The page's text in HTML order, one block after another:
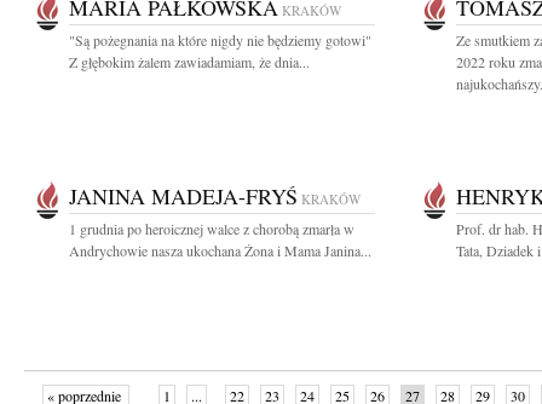
MARIA PAŁKOWSKA KRAKÓW
"Są pożegnania na które nigdy nie będziemy gotowi"
Z głębokim żalem zawiadamiam, że dnia...
Ze smutkiem
2022 roku
JANINA MADEJA-FRYŚ KRAKÓW
1 grudnia po heroicznej walce z chorobą zmarła w
Andrychowie nasza ukochana Żona i Mama Janina...
Prof. dr hab.
Tata, Dziadek
« poprzednie 1 ... 22 23 24 25 26 27 28 29 30